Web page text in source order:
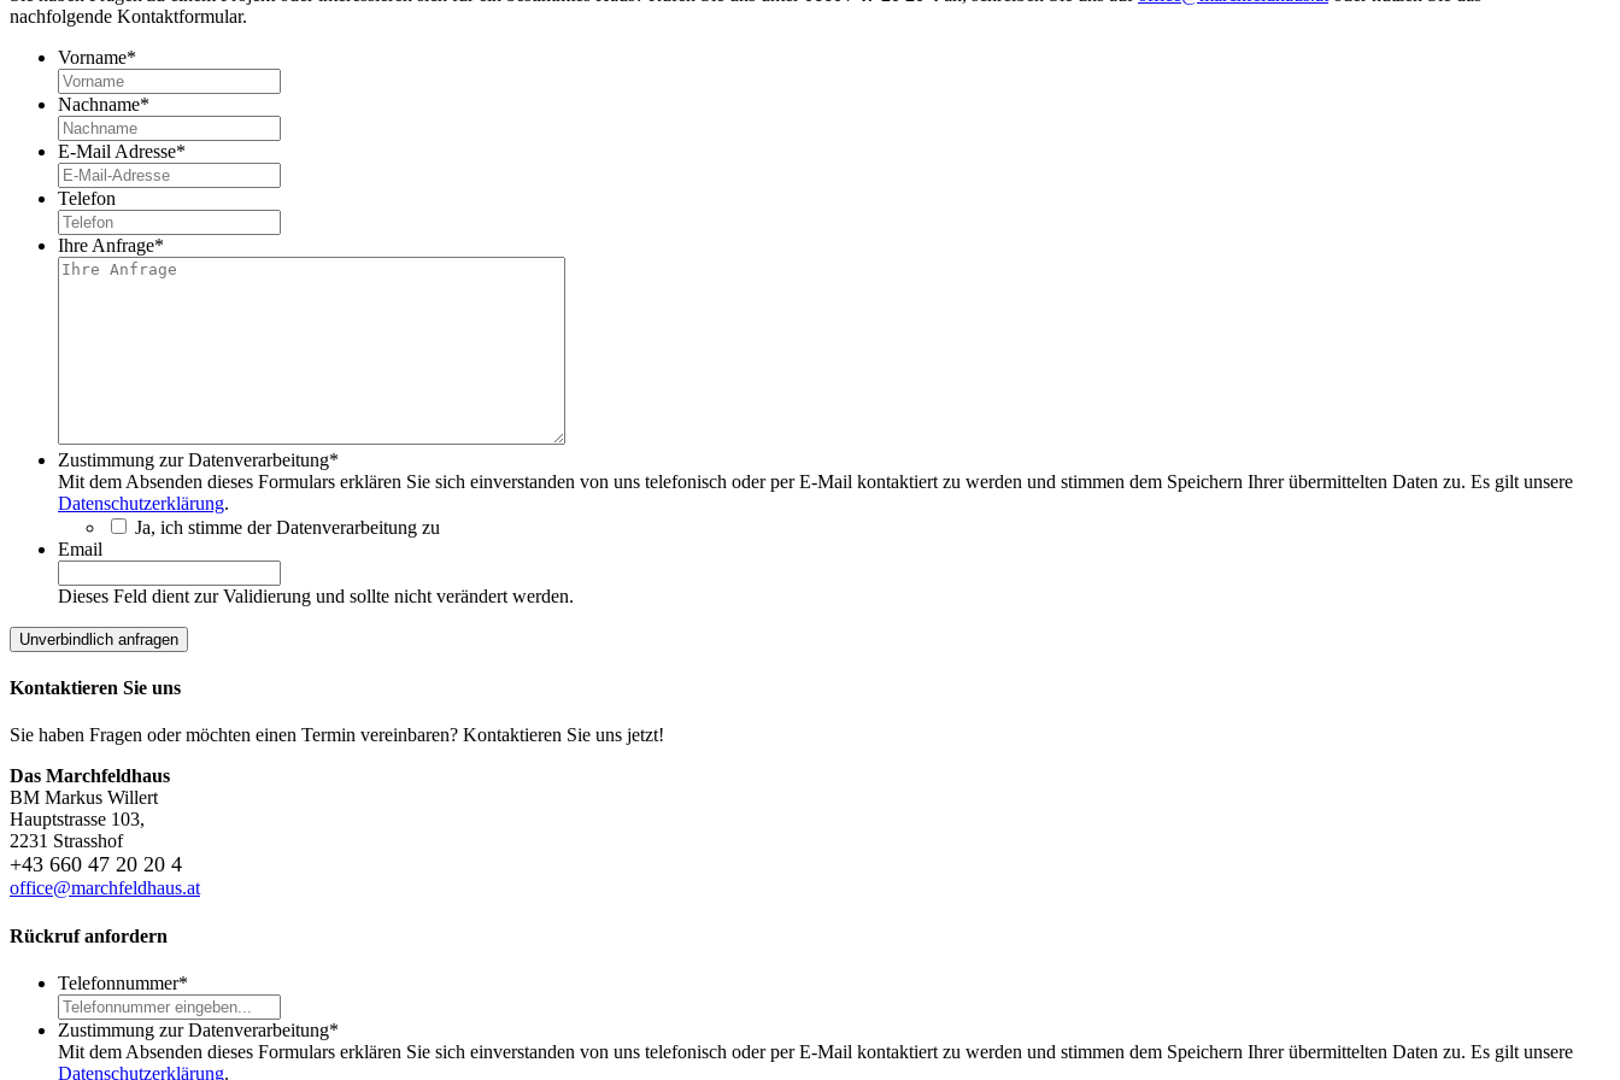
nachfolgende Kontaktformular.
Vorname*
Nachname*
E-Mail Adresse*
Telefon
Ihre Anfrage*
Zustimmung zur Datenverarbeitung*
Mit dem Absenden dieses Formulars erklären Sie sich einverstanden von uns telefonisch oder per E-Mail kontaktiert zu werden und stimmen dem Speichern Ihrer übermittelten Daten zu. Es gilt unsere
Datenschutzerklärung.
Ja, ich stimme der Datenverarbeitung zu
Email
Dieses Feld dient zur Validierung und sollte nicht verändert werden.
Kontaktieren Sie uns
Sie haben Fragen oder möchten einen Termin vereinbaren? Kontaktieren Sie uns jetzt!
Das Marchfeldhaus
BM Markus Willert
Hauptstrasse 103,
2231 Strasshof
+43 660 47 20 20 4
office@marchfeldhaus.at
Rückruf anfordern
Telefonnummer*
Zustimmung zur Datenverarbeitung*
Mit dem Absenden dieses Formulars erklären Sie sich einverstanden von uns telefonisch oder per E-Mail kontaktiert zu werden und stimmen dem Speichern Ihrer übermittelten Daten zu. Es gilt unsere
Datenschutzerklärung.